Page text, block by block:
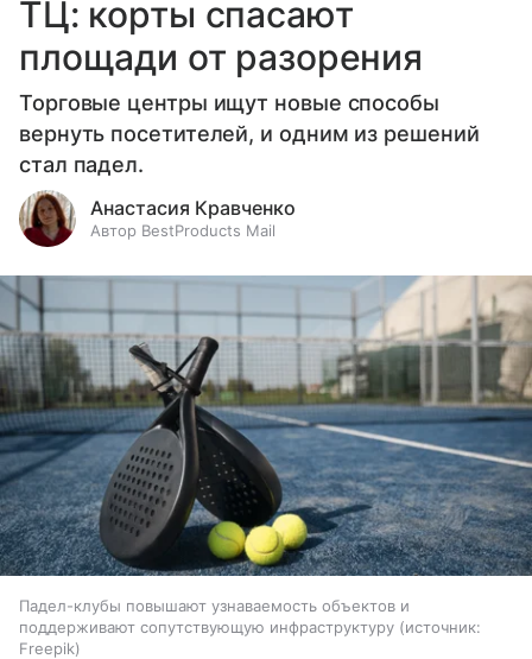
ТЦ: корты спасают
площади от разорения
Торговые центры ищут новые способы
вернуть посетителей, и одним из решений
стал падел.
Анастасия Кравченко
Автор BestProducts Mail
Падел-клубы повышают узнаваемость объектов и
поддерживают сопутствующую инфраструктуру
источник:
Freepik